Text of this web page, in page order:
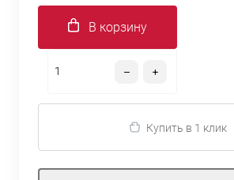
В корзину
Купить в 1 клик